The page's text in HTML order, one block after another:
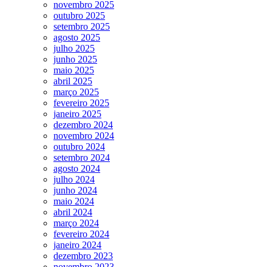
novembro 2025
outubro 2025
setembro 2025
agosto 2025
julho 2025
junho 2025
maio 2025
abril 2025
março 2025
fevereiro 2025
janeiro 2025
dezembro 2024
novembro 2024
outubro 2024
setembro 2024
agosto 2024
julho 2024
junho 2024
maio 2024
abril 2024
março 2024
fevereiro 2024
janeiro 2024
dezembro 2023